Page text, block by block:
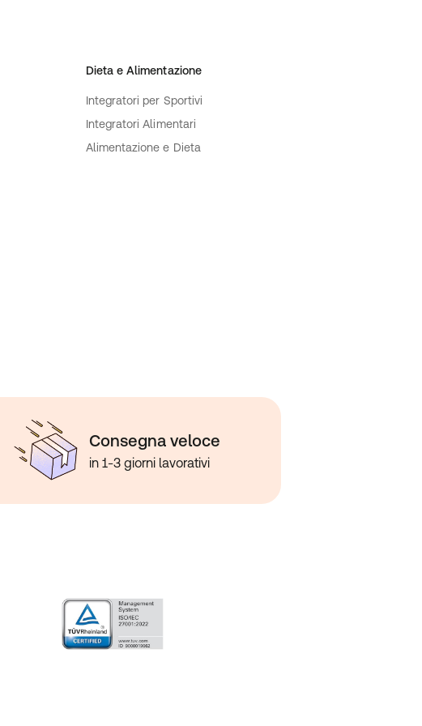
Dieta e Alimentazione
Integratori per Sportivi
Integratori Alimentari
Alimentazione e Dieta
Consegna veloce
in 1-3 giorni lavorativi